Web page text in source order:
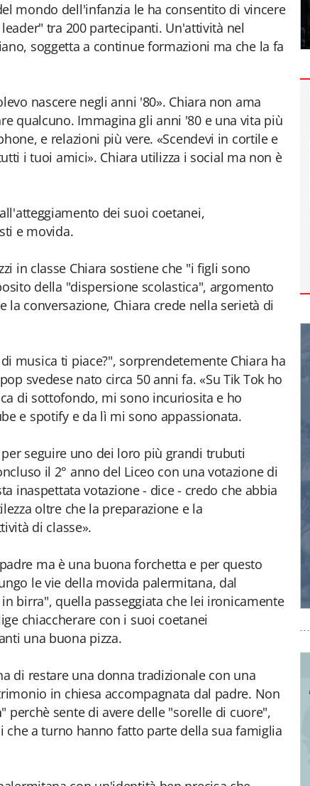
mondo dell'infanzia le ha consentito di vincere
tra 200 partecipanti. Un'attività nel
soggetta a continue formazioni ma che la fa
nascere negli anni '80». Chiara non ama
qualcuno. Immagina gli anni '80 e una vita più
e relazioni più vere. «Scendevi in cortile e
i tuoi amici». Chiara utilizza i social ma non è
dei suoi coetanei,
e movida.
in classe Chiara sostiene che "i figli sono
della "dispersione scolastica", argomento
la conversazione, Chiara crede nella serietà di
musica ti piace?", sorprendetemente Chiara ha
svedese nato circa 50 anni fa. «Su Tik Tok ho
di sottofondo, mi sono incuriosita e ho
e spotify e da lì mi sono appassionata.
seguire uno dei loro più grandi trubuti
il 2° anno del Liceo con una votazione di
inaspettata votazione - dice - credo che abbia
oltre che la preparazione e la
di classe».
ma è una buona forchetta e per questo
le vie della movida palermitana, dal
birra", quella passeggiata che lei ironicamente
chiaccherare con i suoi coetanei
una buona pizza.
di restare una donna tradizionale con una
in chiesa accompagnata dal padre. Non
" perchè sente di avere delle "sorelle di cuore",
che a turno hanno fatto parte della sua famiglia